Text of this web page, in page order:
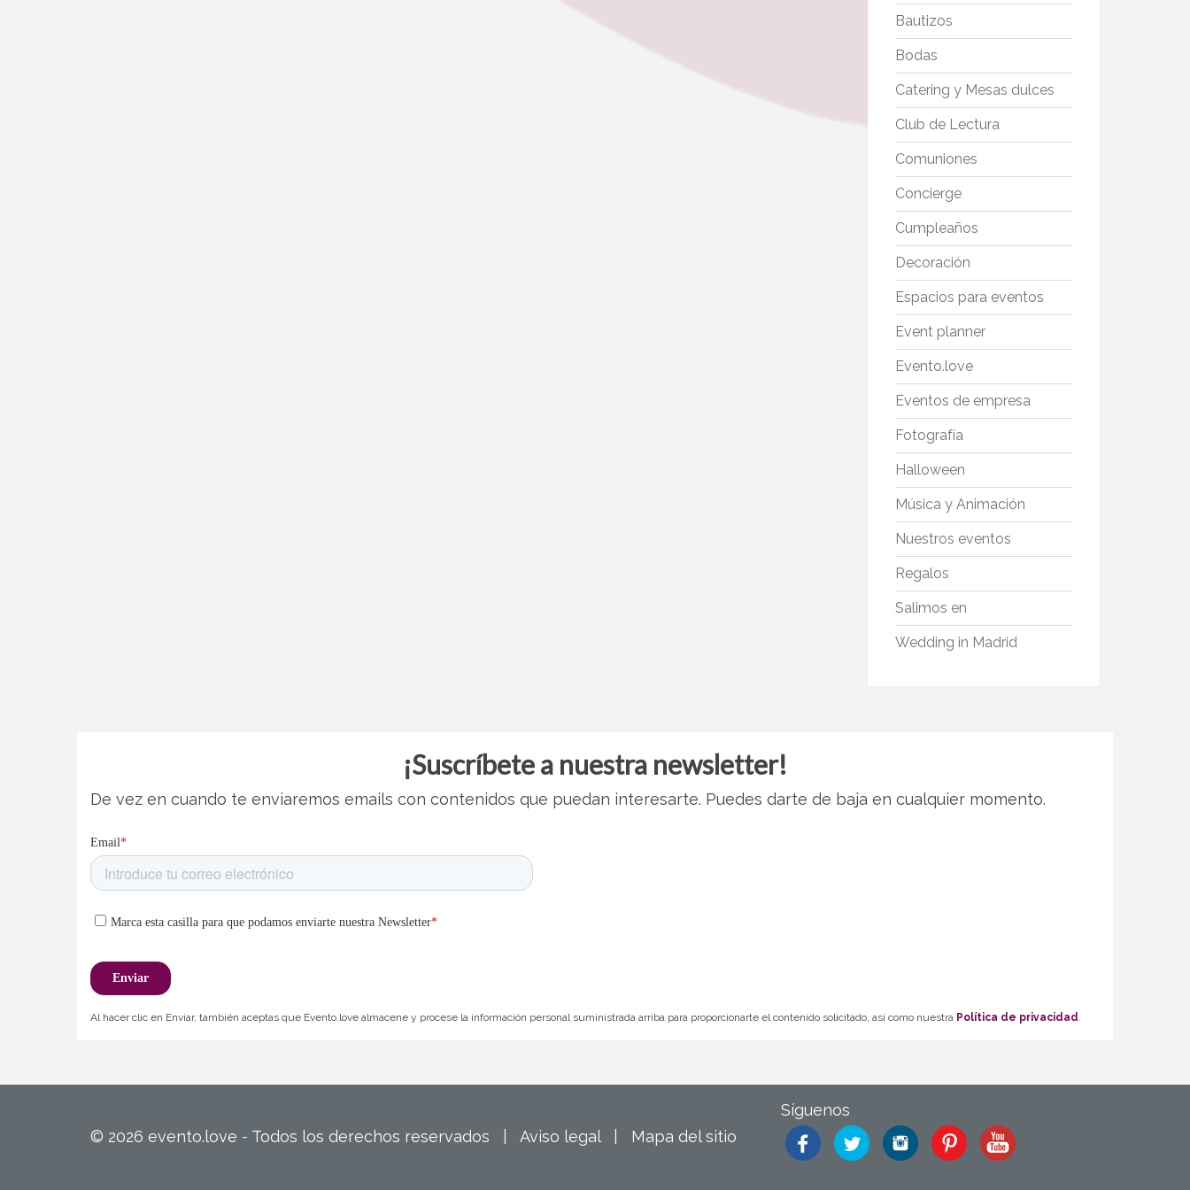
Bautizos
Bodas
Catering y Mesas dulces
Club de Lectura
Comuniones
Concierge
Cumpleaños
Decoración
Espacios para eventos
Event planner
Evento.love
Eventos de empresa
Fotografía
Halloween
Música y Animación
Nuestros eventos
Regalos
Salimos en
Wedding in Madrid
¡Suscríbete a nuestra newsletter!
De vez en cuando te enviaremos emails con contenidos que puedan interesarte. Puedes darte de baja en cualquier momento.
Al hacer clic en Enviar, también aceptas que Evento.love almacene y procese la información personal suministrada arriba para proporcionarte el contenido solicitado, así como nuestra Política de privacidad.
© 2026 evento.love - Todos los derechos reservados | Aviso legal| Mapa del sitio
Síguenos